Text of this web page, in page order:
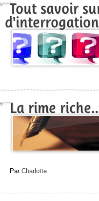
Tout savoir
d'interrogation
La rime
Par Charlotte